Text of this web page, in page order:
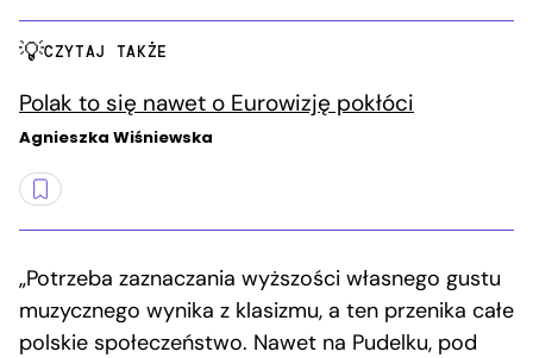
CZYTAJ TAKŻE
Polak to się nawet o Eurowizję pokłóci
Agnieszka Wiśniewska
„Potrzeba zaznaczania wyższości własnego gustu
muzycznego wynika z klasizmu, a ten przenika całe
polskie społeczeństwo. Nawet na Pudelku, pod